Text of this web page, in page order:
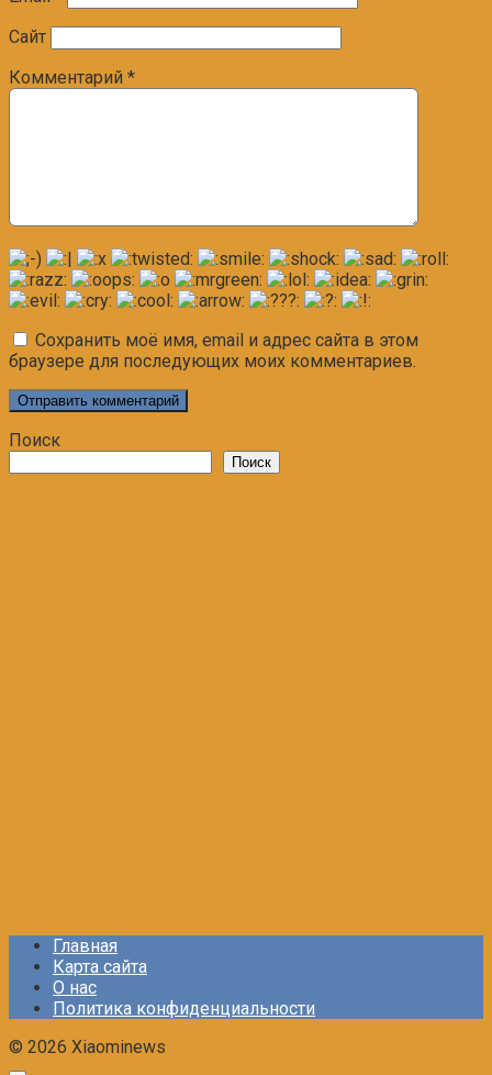
Сайт
Комментарий *
Сохранить моё имя, email и адрес сайта в этом
браузере для последующих моих комментариев.
Поиск
Поиск
Главная
Карта сайта
О нас
Политика конфиденциальности
© 2026 Xiaominews